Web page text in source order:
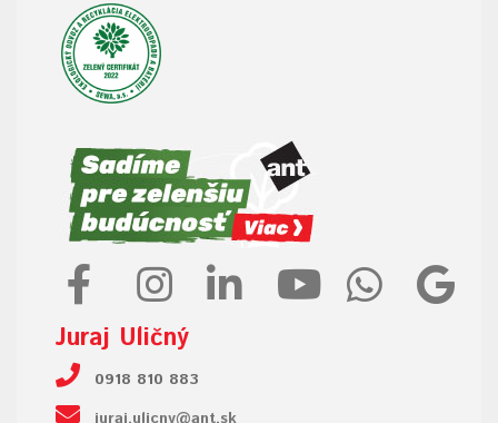
Juraj Uličný
0918 810 883